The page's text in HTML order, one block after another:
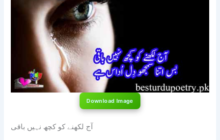
Download Image
آج لکھنے کو کچھ نہیں باقی